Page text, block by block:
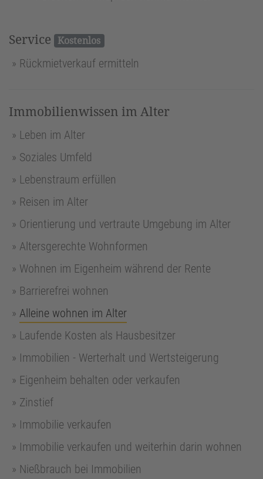
Service Kostenlos
Rückmietverkauf ermitteln
Immobilienwissen im Alter
Leben im Alter
Soziales Umfeld
Lebenstraum erfüllen
Reisen im Alter
Orientierung und vertraute Umgebung im Alter
Altersgerechte Wohnformen
Wohnen im Eigenheim während der Rente
Barrierefrei wohnen
Alleine wohnen im Alter
Laufende Kosten als Hausbesitzer
Immobilien - Werterhalt und Wertsteigerung
Eigenheim behalten oder verkaufen
Zinstief
Immobilie verkaufen
Immobilie verkaufen und weiterhin darin wohnen
Nießbrauch bei Immobilien